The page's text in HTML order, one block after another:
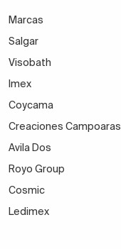
Marcas
Salgar
Visobath
Imex
Coycama
Creaciones Campoaras
Avila Dos
Royo Group
Cosmic
Ledimex